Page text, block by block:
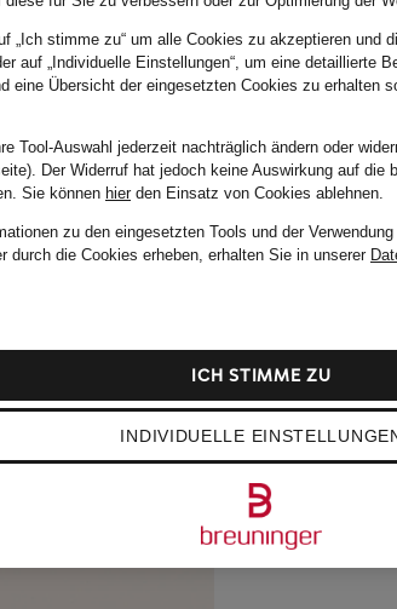
„Ich stimme zu“ um alle Cookies zu akzeptieren und
auf „Individuelle Einstellungen“, um eine detaillierte
eine Übersicht der eingesetzten Cookies zu erhalten
Tool-Auswahl jederzeit nachträglich ändern oder
Der Widerruf hat jedoch keine Auswirkung auf die
Sie können hierden Einsatz von Cookies ablehnen.
zu den eingesetzten Tools und der
durch die Cookies erheben, erhalten Sie in unserer
INDIVIDUELLE
ICH STIMME ZU